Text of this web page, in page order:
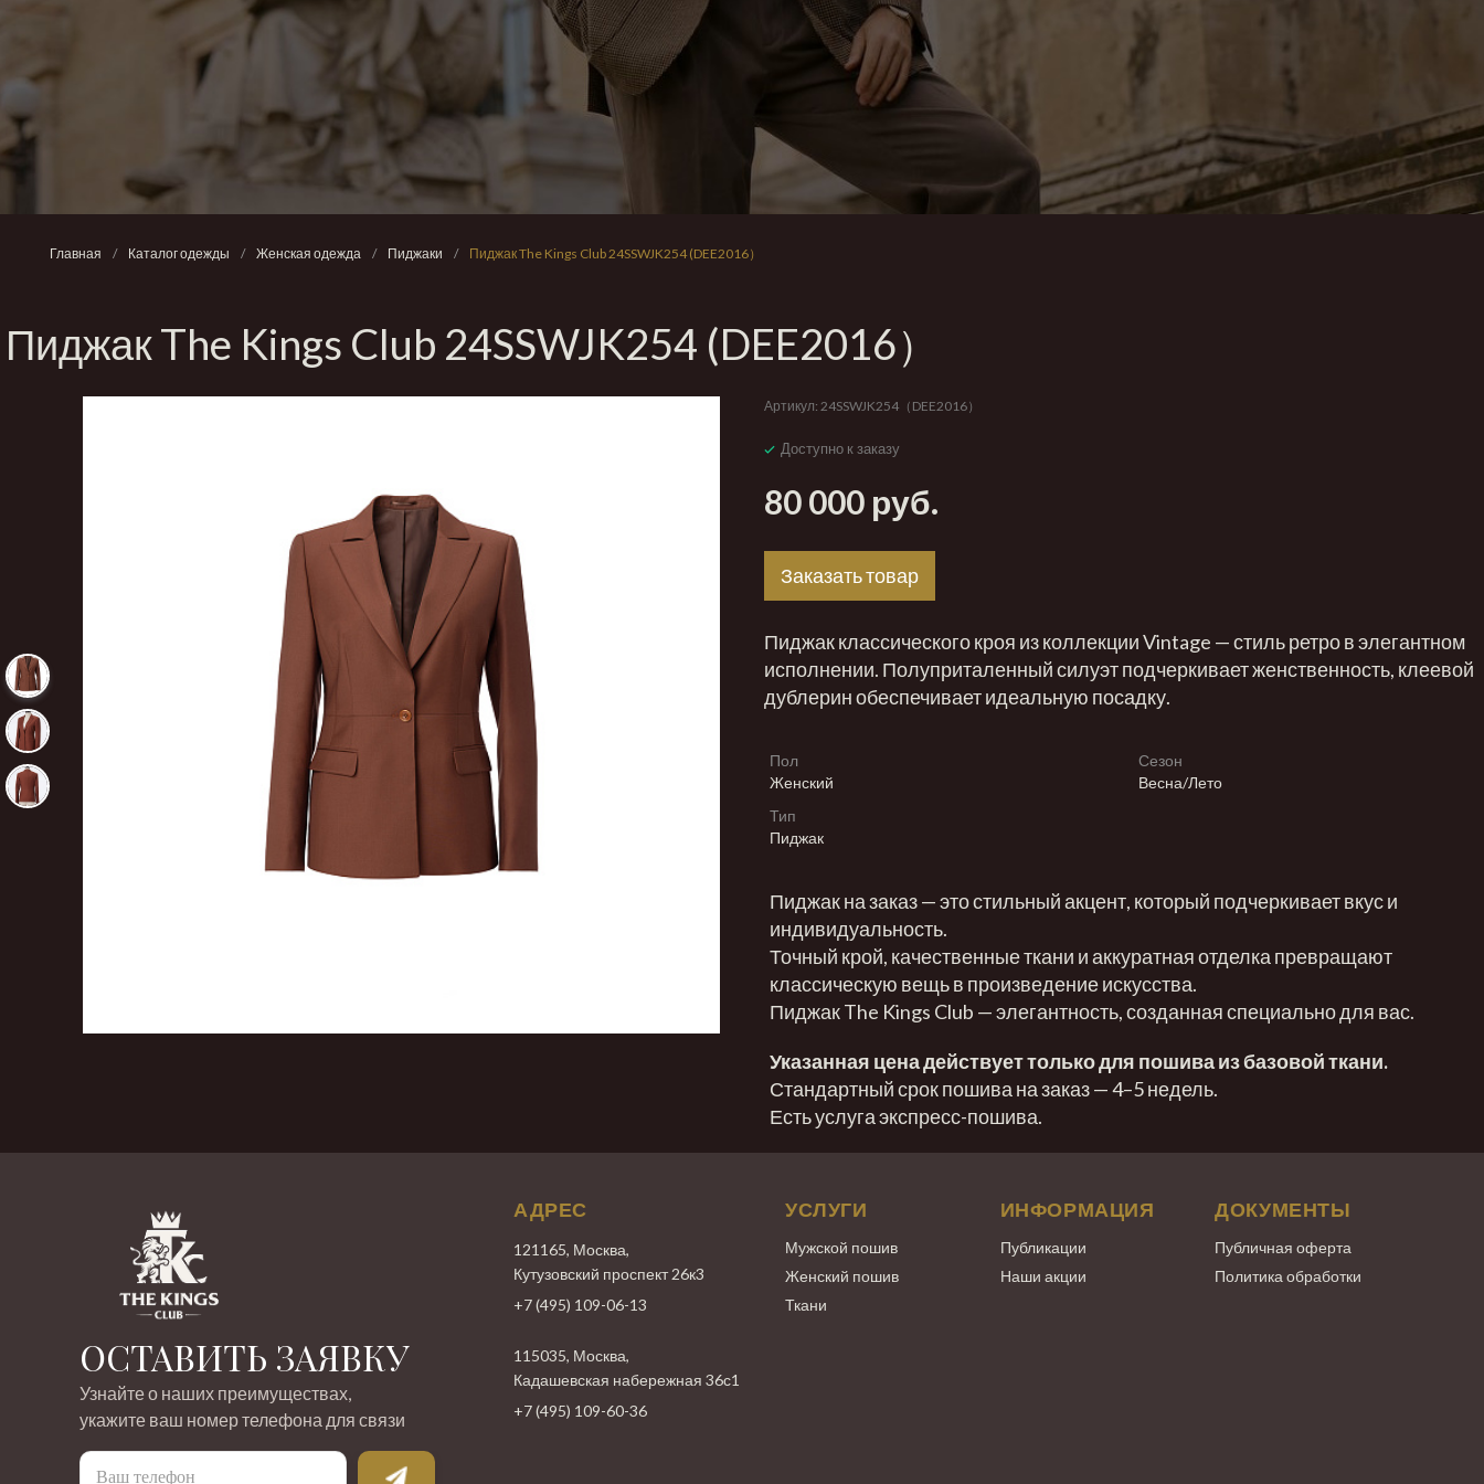
Главная / Каталог одежды / Женская одежда / Пиджаки / Пиджак The Kings Club 24SSWJK254 (DEE2016）
Пиджак The Kings Club 24SSWJK254 (DEE2016）
Артикул: 24SSWJK254（DEE2016）
Доступно к заказу
80 000 руб.
Заказать товар
Пиджак классического кроя из коллекции Vintage — стиль ретро в элегантном
исполнении. Полуприталенный силуэт подчеркивает женственность, клеевой
дублерин обеспечивает идеальную посадку.
Пол
Женский
Сезон
Весна/Лето
Тип
Пиджак
Пиджак на заказ — это стильный акцент, который подчеркивает вкус и
индивидуальность.
Точный крой, качественные ткани и аккуратная отделка превращают
классическую вещь в произведение искусства.
Пиджак The Kings Club — элегантность, созданная специально для вас.
Указанная цена действует только для пошива из базовой ткани.
Стандартный срок пошива на заказ — 4–5 недель.
Есть услуга экспресс-пошива.
ОСТАВИТЬ ЗАЯВКУ
Узнайте о наших преимуществах,
укажите ваш номер телефона для связи
АДРЕС
121165, Москва,
Кутузовский проспект 26к3
+7 (495) 109-06-13
115035, Москва,
Кадашевская набережная 36с1
+7 (495) 109-60-36
УСЛУГИ
Мужской пошив
Женский пошив
Ткани
ИНФОРМАЦИЯ
Публикации
Наши акции
ДОКУМЕНТЫ
Публичная оферта
Политика обработки